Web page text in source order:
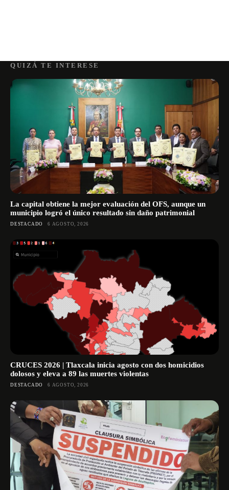
QUIZÁ TE INTERESE
La capital obtiene la mejor evaluación del OFS, aunque un
municipio logró el único resultado sin daño patrimonial
DESTACADO 6 AGOSTO, 2026
CRUCES 2026 | Tlaxcala inicia agosto con dos homicidios
dolosos y eleva a 89 las muertes violentas
DESTACADO 6 AGOSTO, 2026